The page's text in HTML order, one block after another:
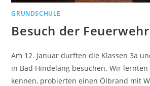
GRUNDSCHULE
Besuch der Feuerwehr
Am 12. Januar durften die Klassen 3a
in Bad Hindelang besuchen. Wir
kennen, probierten einen Ölbrand mit